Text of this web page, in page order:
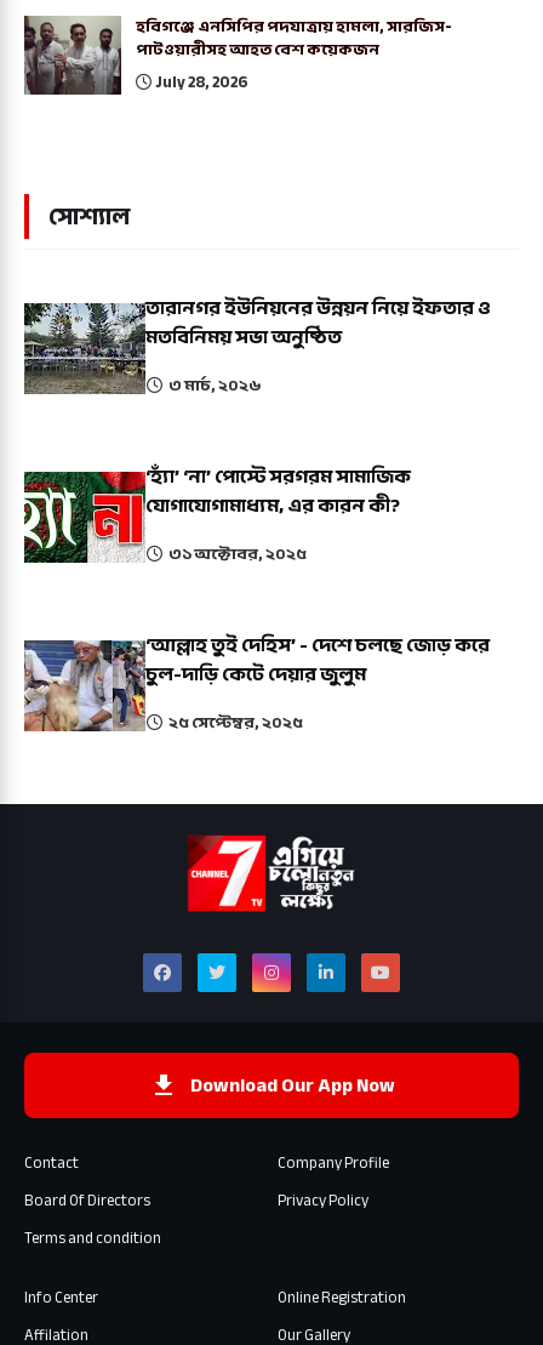
হবিগঞ্জে এনসিপির পদযাত্রায় হামলা, সারজিস-
পাটওয়ারীসহ আহত বেশ কয়েকজন
July 28, 2026
সোশ্যাল
তারানগর ইউনিয়নের উন্নয়ন নিয়ে ইফতার ও
মতবিনিময় সভা অনুষ্ঠিত
৩ মার্চ, ২০২৬
‘হ্যাঁ’ ‘না’ পোস্টে সরগরম সামাজিক
যোগাযোগামাধ্যম, এর কারন কী?
৩১ অক্টোবর, ২০২৫
‘আল্লাহ তুই দেহিস’ - দেশে চলছে জোড় করে
চুল-দাড়ি কেটে দেয়ার জুলুম
২৫ সেপ্টেম্বর, ২০২৫
Download Our App Now
Contact
Company Profile
Board Of Directors
Privacy Policy
Terms and condition
Info Center
Online Registration
Affilation
Our Gallery